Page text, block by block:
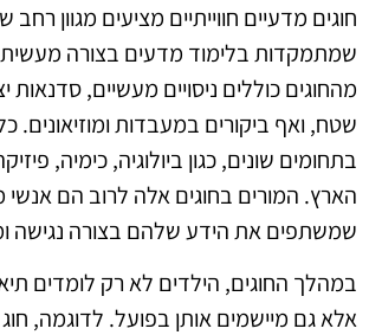
חוגים מדעיים חווייתיים מציעים מגוון רחב
שמתמקדות בלימוד מדעים בצורה מעשית
מהחוגים כוללים ניסויים מעשיים, סדנאות
שטח, ואף ביקורים במעבדות ומוזיאונים.
בתחומים שונים, כגון ביולוגיה, כימיה,
הארץ. המורים בחוגים אלה לרוב הם
שמשתפים את הידע שלהם בצורה נגישה
במהלך החוגים, הילדים לא רק לומדים
אלא גם מיישמים אותן בפועל. לדוגמה,